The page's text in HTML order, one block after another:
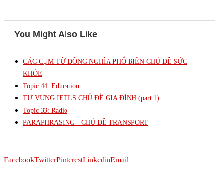
You Might Also Like
CÁC CỤM TỪ ĐỒNG NGHĨA PHỔ BIẾN CHỦ ĐỀ SỨC
KHỎE
Topic 44: Education
TỪ VỰNG IETLS CHỦ ĐỀ GIA ĐÌNH (part 1)
Topic 33: Radio
PARAPHRASING - CHỦ ĐỀ TRANSPORT
FacebookTwitterPinterestLinkedinEmail